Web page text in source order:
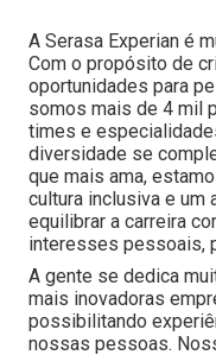
A Serasa Experian é
Com o propósito de
oportunidades para
somos mais de 4 mil
times e
diversidade se
que mais ama,
cultura inclusiva e um
equilibrar a carreira
interesses pessoais,
A gente se dedica
mais inovadoras
possibilitando
nossas pessoas.